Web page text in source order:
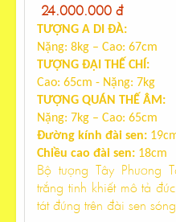
24.000.000 đ
TƯỢNG A DI ĐÀ:
Nặng: 8kg – Cao: 67cm
TƯỢNG ĐẠI THẾ CHÍ:
Cao: 65cm - Nặng: 7kg
TƯỢNG QUÁN THẾ ÂM:
Nặng: 7kg – Cao: 65cm
Đường kính đài sen:
Chiều cao đài sen: 18cm
Bộ tượng Tây Phương
trắng tinh khiết mô tả
tát đứng trên đài sen